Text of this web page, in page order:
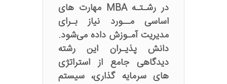
در رشـتـه MBA مهارت های
اساسی مــورد نیاز بـرای
مدیریت آمـوزش داده می‌شود.
دانش پذیـران این رشته
دیدگاهی جامع از استراتژی
های سرمایه گذاری، سیستم